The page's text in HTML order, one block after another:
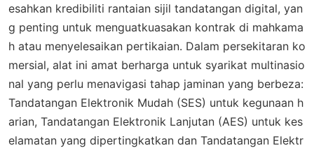
esahkan kredibiliti rantaian sijil tandatangan digital, yan
g penting untuk menguatkuasakan kontrak di mahkama
h atau menyelesaikan pertikaian. Dalam persekitaran ko
mersial, alat ini amat berharga untuk syarikat multinasio
nal yang perlu menavigasi tahap jaminan yang berbeza:
Tandatangan Elektronik Mudah (SES) untuk kegunaan h
arian, Tandatangan Elektronik Lanjutan (AES) untuk kes
elamatan yang dipertingkatkan dan Tandatangan Elektr